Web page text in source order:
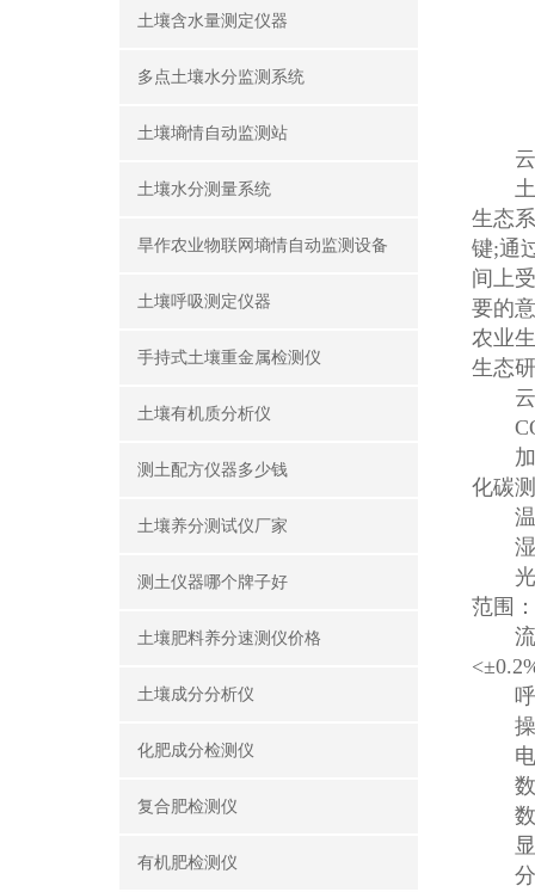
土壤含水量测定仪器
多点土壤水分监测系统
土壤墒情自动监测站
土壤水分测量系统
旱作农业物联网墒情自动监测设备
土壤呼吸测定仪器
手持式土壤重金属检测仪
土壤有机质分析仪
测土配方仪器多少钱
土壤养分测试仪厂家
测土仪器哪个牌子好
土壤肥料养分速测仪价格
土壤成分分析仪
化肥成分检测仪
复合肥检测仪
有机肥检测仪
云
土壤
生态
键;通
间上
要的
农业
生态
云
加入
化碳
温度
湿度
光合
范围
流量
呼吸
操作
电源
数据
数据
显
分辨